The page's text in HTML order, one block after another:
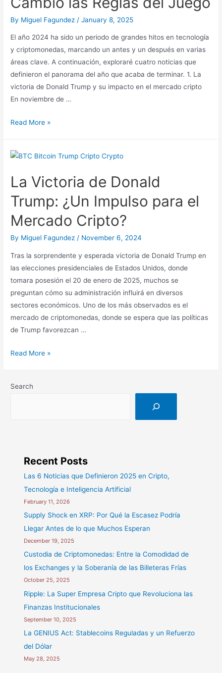
la
Transformación
Mercado
Cripto
By Miguel Fagundez /January 8, 2025
El año 2024 ha sido un periodo de grandes hitos en tecnología
y criptomonedas, marcando un antes y un después en varias
áreas clave. A continuación, exploraré cuatro noticias que
definieron el panorama del año que acaba de terminar. 1. La
victoria de Donald Trump y su impacto en el mercado cripto
En noviembre de …
De
la
Cuántica:
2024,
El
Año
las
Reglas
del
Juego
Read More »
La Victoria de Donald
Trump: ¿Un Impulso para el
Mercado Cripto?
By Miguel Fagundez / November 6, 2024
Tras la sorprendente y esperada victoria de Donald Trump en
las elecciones presidenciales de Estados Unidos, donde
tomara posesión el 20 de enero de 2025, muchos se
preguntan cómo su administración influirá en diversos
sectores económicos. Uno de los más observados es el
mercado de criptomonedas, donde se espera que las políticas
de Trump favorezcan …
La
Donald
Mercado
Cripto?
Read More »
Search
Recent Posts
Las 6 Noticias que Definieron 2025 en Cripto,
Tecnología e Inteligencia Artificial
February 11, 2026
Supply Shock en XRP: Por Qué la Escasez Podría
Llegar Antes de lo que Muchos Esperan
December 19, 2025
Custodia de Criptomonedas: Entre la Comodidad de
los Exchanges y la Soberanía de las Billeteras Frías
October 25, 2025
Ripple: La Super Empresa Cripto que Revoluciona las
Finanzas Institucionales
September 10, 2025
La GENIUS Act: Stablecoins Reguladas y un Refuerzo
del Dólar
May 28, 2025